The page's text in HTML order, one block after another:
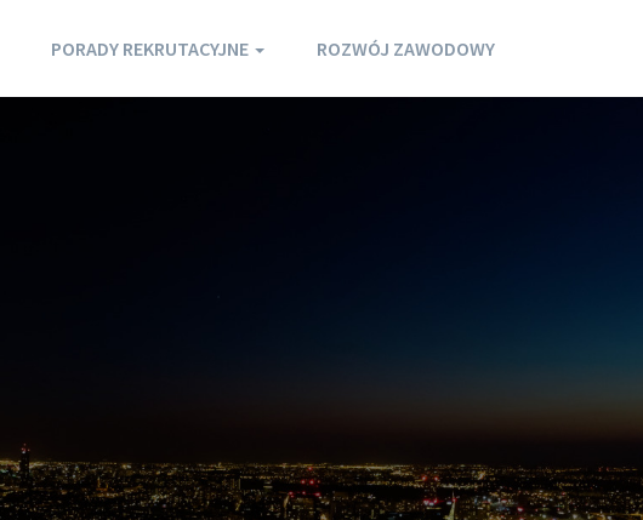
PORADY REKRUTACYJNE ROZWÓJ ZAWODOWY